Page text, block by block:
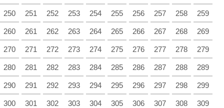
250 251 252 253 254 255 256 257 258 259
260 261 262 263 264 265 266 267 268 269
270 271 272 273 274 275 276 277 278 279
280 281 282 283 284 285 286 287 288 289
290 291 292 293 294 295 296 297 298 299
300 301 302 303 304 305 306 307 308 309